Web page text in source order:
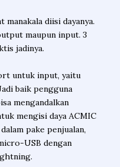
diisi dayanya.
maupun input. 3
jadinya.
untuk input, yaitu
baik pengguna
mengandalkan
mengisi daya ACMIC
pake penjualan,
USB dengan